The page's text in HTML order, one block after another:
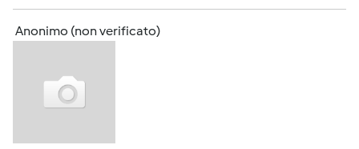
Anonimo (non verificato)